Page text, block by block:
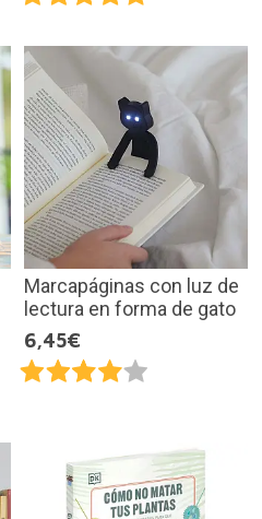
Marcapáginas con luz de
lectura en forma de gato
6,45€